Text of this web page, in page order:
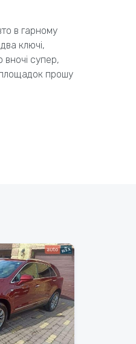
в гарному
ключі,
вночі супер,
прошу